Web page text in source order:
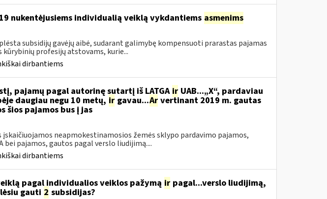
nukentėjusiems individualią veiklą vykdantiems asmenims
subsidijų gavėjų aibė, sudarant galimybę kompensuoti prarastas pajamas
profesijų atstovams, kurie...
dirbantiems
pajamų pagal autorinę sutartį iš LATGA irUAB...„X“, pardaviau
daugiau negu 10 metų, irgavau...Arvertinant 2019 m. gautas
šios pajamos bus į jas
neapmokestinamosios žemės sklypo pardavimo pajamos,
pajamos, gautos pagal verslo liudijimą....
dirbantiems
pagal individualios veiklos pažymą irpagal...verslo liudijimą,
gauti 2 subsidijas?